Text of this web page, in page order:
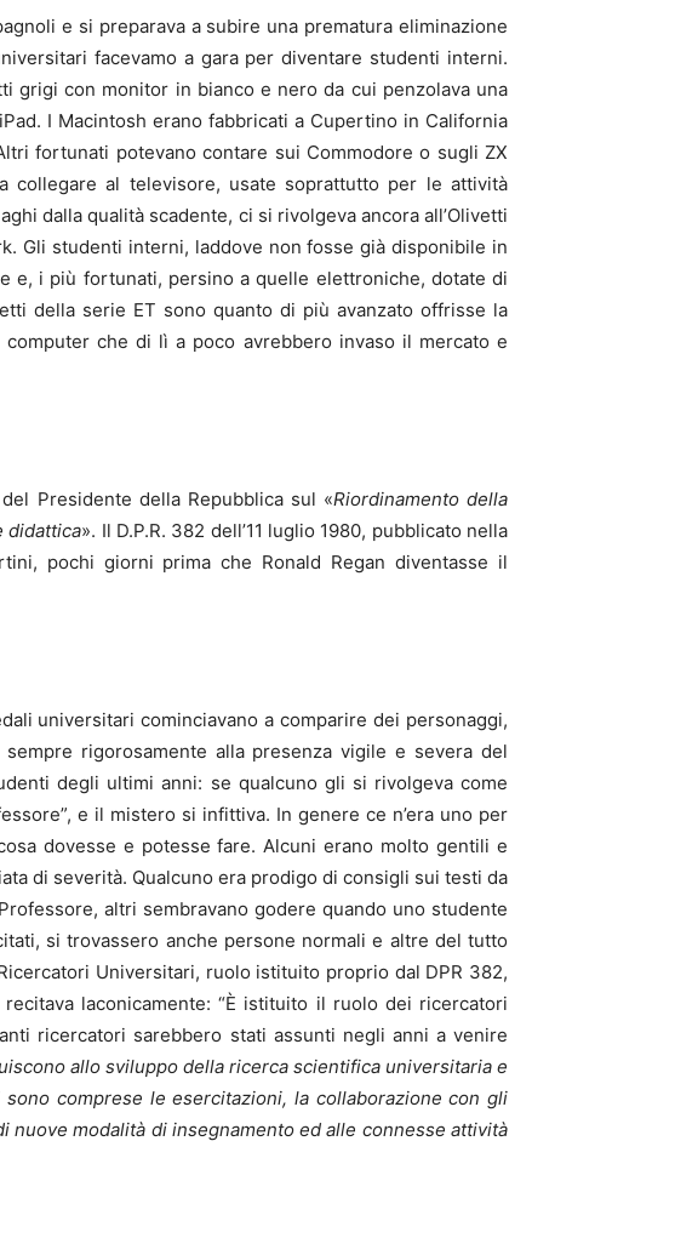
e si preparava a subire una prematura eliminazione
facevamo a gara per diventare studenti interni.
grigi con monitor in bianco e nero da cui penzolava una
I Macintosh erano fabbricati a Cupertino in California
fortunati potevano contare sui Commodore o sugli ZX
collegare al televisore, usate soprattutto per le attività
dalla qualità scadente, ci si rivolgeva ancora all’Olivetti
Gli studenti interni, laddove non fosse già disponibile in
e, i più fortunati, persino a quelle elettroniche, dotate di
della serie ET sono quanto di più avanzato offrisse la
che di lì a poco avrebbero invaso il mercato e
Presidente della Repubblica sul «Riordinamento della
didattica». Il D.P.R. 382 dell’11 luglio 1980, pubblicato nella
pochi giorni prima che Ronald Regan diventasse il
universitari cominciavano a comparire dei personaggi,
rigorosamente alla presenza vigile e severa del
degli ultimi anni: se qualcuno gli si rivolgeva come
e il mistero si infittiva. In genere ce n’era uno per
dovesse e potesse fare. Alcuni erano molto gentili e
di severità. Qualcuno era prodigo di consigli sui testi da
altri sembravano godere quando uno studente
si trovassero anche persone normali e altre del tutto
Universitari, ruolo istituito proprio dal DPR 382,
laconicamente: “È istituito il ruolo dei ricercatori
ricercatori sarebbero stati assunti negli anni a venire
allo sviluppo della ricerca scientifica universitaria e
comprese le esercitazioni, la collaborazione con gli
modalità di insegnamento ed alle connesse attività